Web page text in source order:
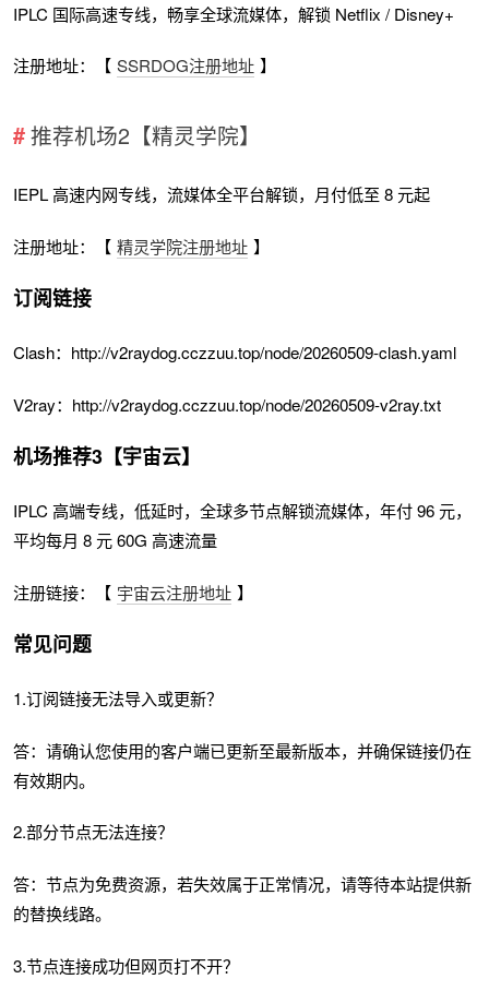
IPLC 国际高速专线，畅享全球流媒体，解锁 Netflix / Disney+
注册地址：【 SSRDOG注册地址 】
推荐机场2【精灵学院】
IEPL 高速内网专线，流媒体全平台解锁，月付低至 8 元起
注册地址：【 精灵学院注册地址 】
订阅链接
Clash：http://v2raydog.cczzuu.top/node/20260509-clash.yaml
V2ray：http://v2raydog.cczzuu.top/node/20260509-v2ray.txt
机场推荐3【宇宙云】
IPLC 高端专线，低延时，全球多节点解锁流媒体，年付 96 元，
平均每月 8 元 60G 高速流量
注册链接：【 宇宙云注册地址 】
常见问题
1.订阅链接无法导入或更新？
答：请确认您使用的客户端已更新至最新版本，并确保链接仍在
有效期内。
2.部分节点无法连接？
答：节点为免费资源，若失效属于正常情况，请等待本站提供新
的替换线路。
3.节点连接成功但网页打不开？